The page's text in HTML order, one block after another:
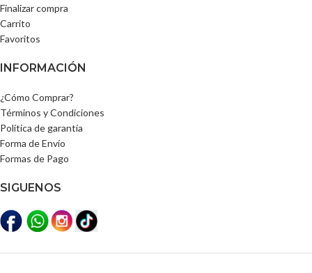
Finalizar compra
Carrito
Favoritos
INFORMACIÓN
¿Cómo Comprar?
Términos y Condiciones
Política de garantía
Forma de Envío
Formas de Pago
SIGUENOS